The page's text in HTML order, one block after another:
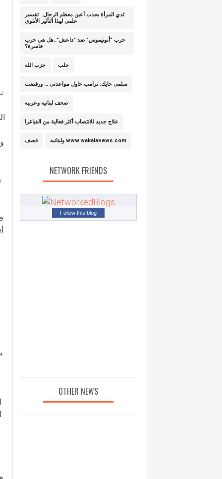
ثدي المرأة يجذب أعين معظم الرجال.. تفسير
علمي لهذا التأثير الأنثوي
حرب "أنونيموس" ضد "داعش"..هل هي حرب
خاسرة؟
حزب الله حلب
سلمى حايك: ترامب حاول مواعدتي … ورفضت
صحف لبنانيه وعربيه
علاج جديد للانتصاب أكثر فعالية من الفياغرا
قصف ولبنانيه www.wakalanews.com
NETWORK FRIENDS
Follow this blog
OTHER NEWS